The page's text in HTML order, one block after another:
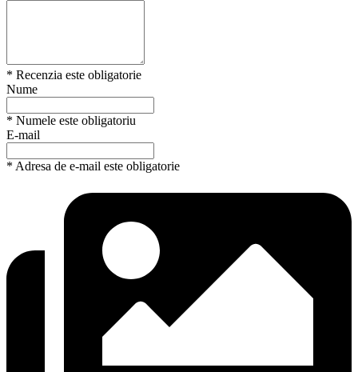
* Recenzia este obligatorie
Nume
* Numele este obligatoriu
E-mail
* Adresa de e-mail este obligatorie